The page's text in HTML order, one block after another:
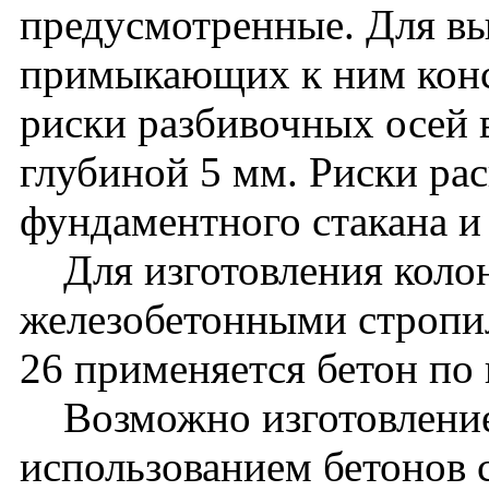
предусмотренные. Для
примыкающих к ним
риски разбивочных осей
глубиной 5 мм. Риски
фундаментного стакана
Для изготовления
железобетонными
26 применяется бетон
Возможно
использованием